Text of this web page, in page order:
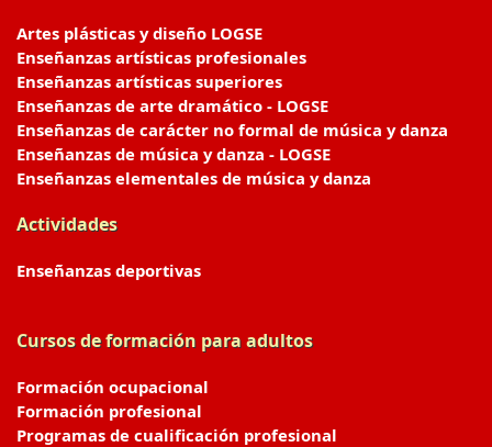
Artes plásticas y diseño LOGSE
Enseñanzas artísticas profesionales
Enseñanzas artísticas superiores
Enseñanzas de arte dramático - LOGSE
Enseñanzas de carácter no formal de música y danza
Enseñanzas de música y danza - LOGSE
Enseñanzas elementales de música y danza
Actividades
Enseñanzas deportivas
Cursos de formación para adultos
Formación ocupacional
Formación profesional
Programas de cualificación profesional